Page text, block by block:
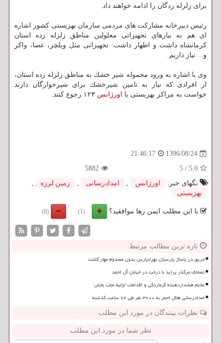
برای زلزله زدگان را ادامه خواهند داد.
رئیس دبیرخانه مشاركت های مردمی سازمان بهزیستی كشور اشاره
ای هم به نیازهای تجهیزاتی معلولین مناطق زلزله زده استان
كرمانشاه داشت و اظهار داشت: تجهیزاتی مثل ویلچر، عصا، واكر
و... نیاز داریم.
وی با اشاره به ورود محموله شیر خشك به مناطق زلزله زده استان،
از افرادی كه نیاز به تامین شیرخشك برای شیرخوارگان دارند
خواست به مراكز بهزیستی یا اورژانس
1396/08/24
21:46:17
5.0
/
5
5882
تگهای خبر:
اورژانس , امدادرسانی , زمین لرزه
,
بهزیستی
با این مطلب ایمن رها موافقید؟ (1)
(0)
تازه ترین مطالب مرتبط
حریق در پاساژ پارسیان تهرانپارس بدون مصدوم مهار گشت
تصادف مرگبار پراید با درخت در خیابان آل احمد
علایم هشداردهنده گرمازدگی و اقدامات اولیه نجات بخش
امدادرسانی هلال احمر به ۳۷۰۰ نفر طی ۷۲ ساعت گذشته
نظرات بینندگان در مورد این مطلب
نظر شما در مورد این مطلب